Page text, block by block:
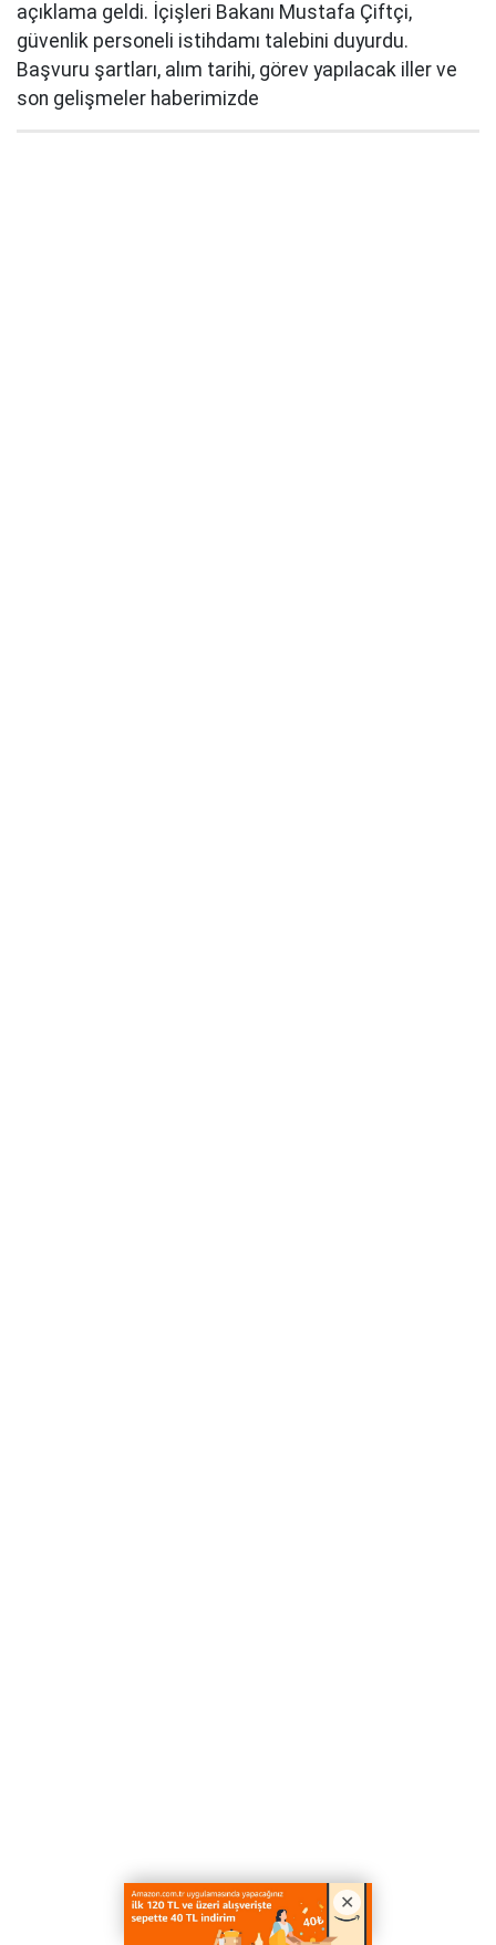
açıklama geldi. İçişleri Bakanı Mustafa Çiftçi,
güvenlik personeli istihdamı talebini duyurdu.
Başvuru şartları, alım tarihi, görev yapılacak iller ve
son gelişmeler haberimizde